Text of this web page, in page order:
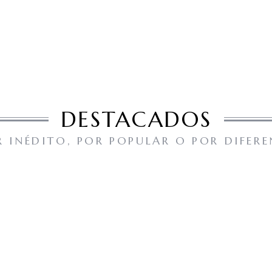
DESTACADOS
INÉDITO, POR POPULAR O POR